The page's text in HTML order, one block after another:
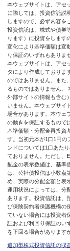
本ウェブサイトは、アセ
に際しては、投資信託説
しますので、必ず内容を
投資信託は、株式や債券
ります）に投資をします
変化により基準価額は変
り保証のいずれもありま
本ウェブサイトは、アセ
タにより作成しておりま
のではありません。また
るものではありません。
外部サイトの情報も含む
いません。本ウェブサイ
場合があります。本ウェ
の動きを保証するもので
基準価額・分配金再投資
す。当初元本が1口1円の
ンドについては1口あた
ておりません。ただし、
配金の表示数値は、基準
は、公社債投信は小数点
め、実際の分配金額と表
運用状況によっては、分
あります。投資信託は、
び保険契約者保護機構の
ていない場合には投資者
証および利回り保証のい
を下回る場合があります
追加型株式投資信託の収